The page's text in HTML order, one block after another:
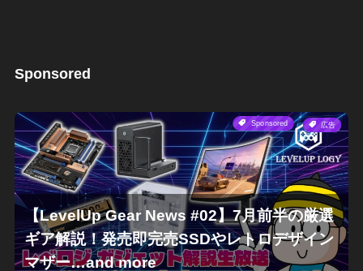
Sponsored
Sponsored 広告
【LevelUp Gear News #02】7月前半の厳選
ギア解説！発売即完売SSDやレトロデザイン
マザー…and more